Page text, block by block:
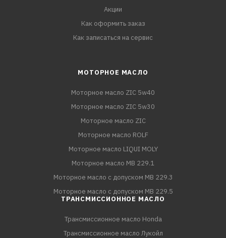
Акции
Как оформить заказ
Как записаться на сервис
МОТОРНОЕ МАСЛО
Моторное масло ZIC 5w40
Моторное масло ZIC 5w30
Моторное масло ZIC
Моторное масло ROLF
Моторное масло LIQUI MOLY
Моторное масло MB 229.1
Моторное масло с допуском MB 229.3
Моторное масло с допуском MB 229.5
ТРАНСМИССИОННОЕ МАСЛО
Трансмиссионное масло Honda
Трансмиссионное масло Лукойл